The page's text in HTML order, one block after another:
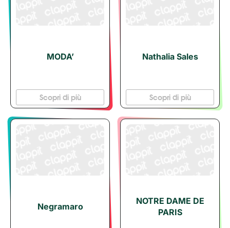
MODA’
Scopri di più
Nathalia Sales
Scopri di più
Negramaro
NOTRE DAME DE
PARIS